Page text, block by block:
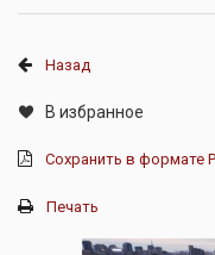
Назад
В избранное
Сохранить в формате
Печать